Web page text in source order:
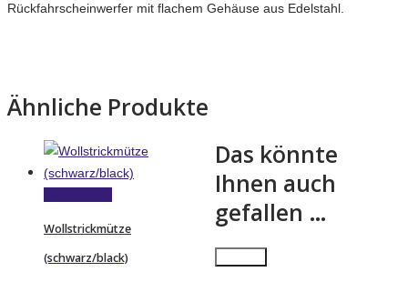
Rückfahrscheinwerfer mit flachem Gehäuse aus Edelstahl.
Ähnliche Produkte
Wollstrickmütze
(schwarz/black)
Das könnte
Ihnen auch
gefallen …